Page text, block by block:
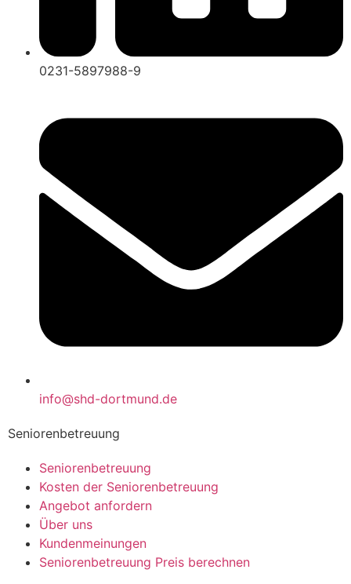
0231-5897988-9
info@shd-dortmund.de
Seniorenbetreuung
Seniorenbetreuung
Kosten der Seniorenbetreuung
Angebot anfordern
Über uns
Kundenmeinungen
Seniorenbetreuung Preis berechnen